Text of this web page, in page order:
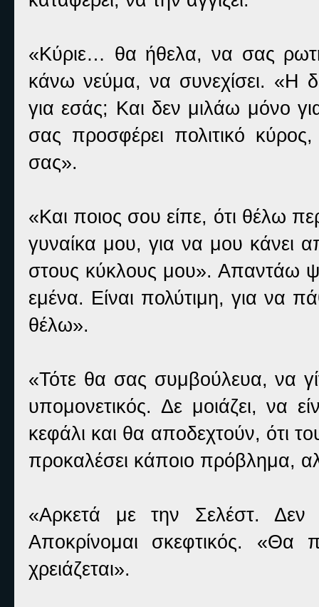
«Κύριε… θα ήθελα, να σας
κάνω νεύμα, να συνεχίσει. «Η
για εσάς; Και δεν μιλάω μόνο
σας προσφέρει πολιτικό
σας».
«Και ποιος σου είπε, ότι θέλω
γυναίκα μου, για να μου κάνει
στους κύκλους μου». Απαντάω
εμένα. Είναι πολύτιμη, για να
θέλω».
«Τότε θα σας συμβούλευα, να
υπομονετικός. Δε μοιάζει, να
κεφάλι και θα αποδεχτούν, ότι
προκαλέσει κάποιο πρόβλημα,
«Αρκετά με την Σελέστ.
Αποκρίνομαι σκεφτικός.
χρειάζεται».